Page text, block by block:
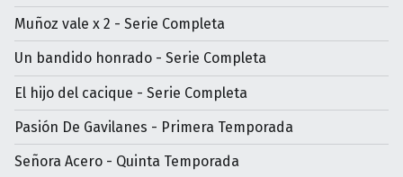
Muñoz vale x 2 - Serie Completa
Un bandido honrado - Serie Completa
El hijo del cacique - Serie Completa
Pasión De Gavilanes - Primera Temporada
Señora Acero - Quinta Temporada